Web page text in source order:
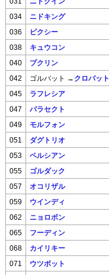
031 ニドクイン
034 ニドキング
036 ピクシー
038 キュウコン
040 プクリン
042 ゴルバット → クロバット
045 ラフレシア
047 パラセクト
049 モルフォン
051 ダグトリオ
053 ペルシアン
055 ゴルダック
057 オコリザル
059 ウインディ
062 ニョロボン
065 フーディン
068 カイリキー
071 ウツボット